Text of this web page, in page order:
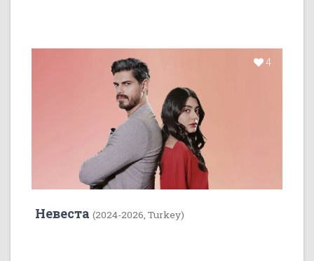
4
Невеста (2024-2026, Turkey)